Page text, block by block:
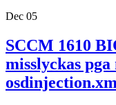
Dec 05
SCCM 1610
misslyckas